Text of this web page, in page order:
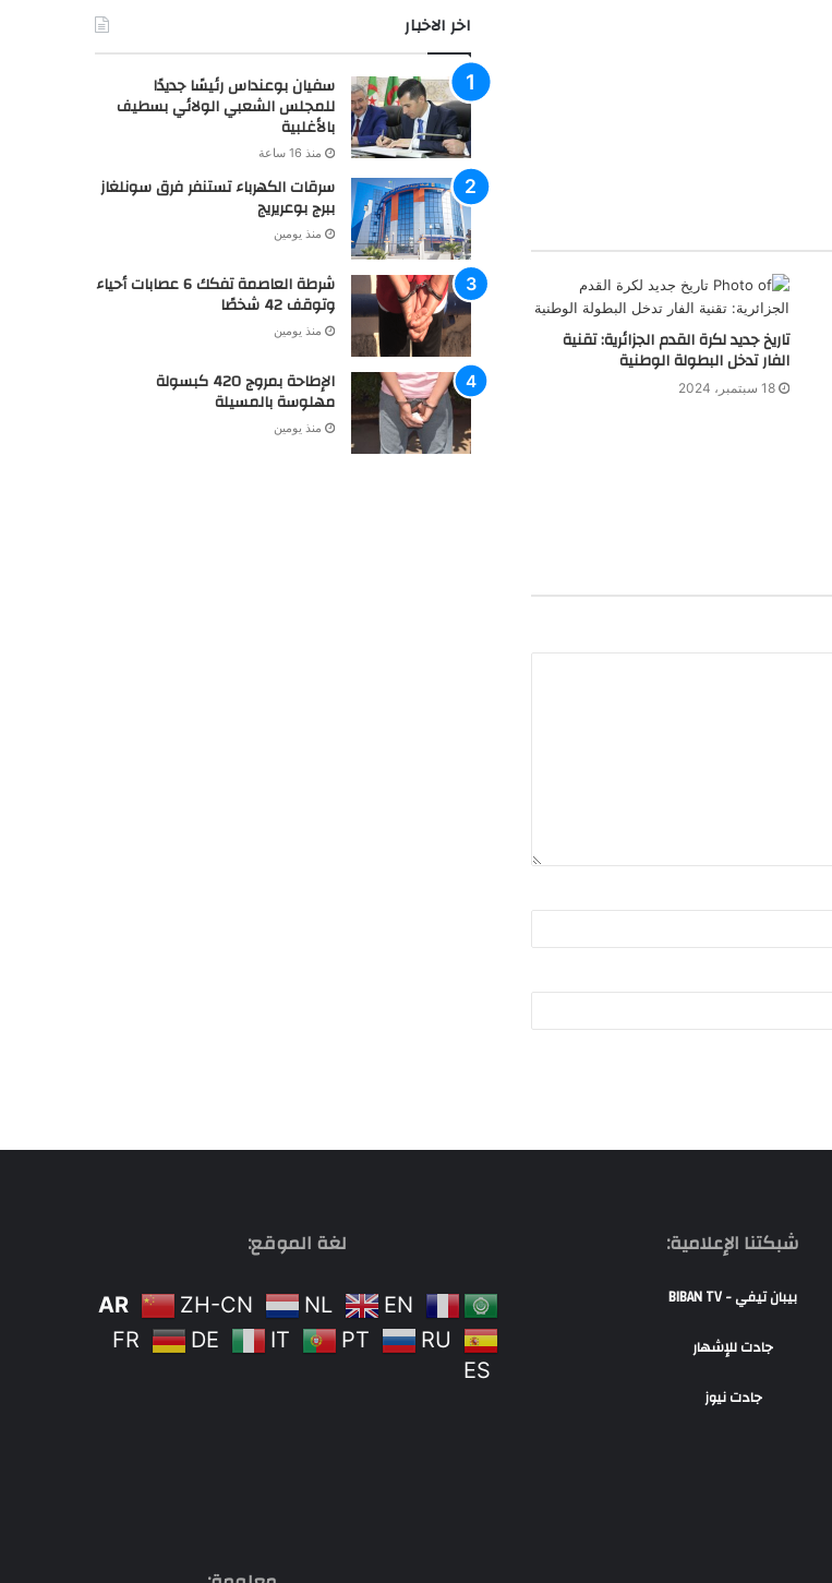
تاريخ جديد لكرة القدم الجزائرية: تقنية
الفار تدخل البطولة الوطنية
18 سبتمبر، 2024
اخر الاخبار
سفيان بوعنداس رئيسًا جديدًا
للمجلس الشعبي الولائي بسطيف
بالأغلبية
منذ 16 ساعة
سرقات الكهرباء تستنفر فرق سونلغاز
ببرج بوعريريج
منذ يومين
شرطة العاصمة تفكك 6 عصابات أحياء
وتوقف 42 شخصًا
منذ يومين
الإطاحة بمروج 420 كبسولة
مهلوسة بالمسيلة
منذ يومين
شبكتنا الإعلامية:
بيبان تيفي - BIBAN TV
جادت للإشهار
جادت نيوز
لغة الموقع:
AR ZH-CN NL
EN
FR
DE IT PT
RU
ES